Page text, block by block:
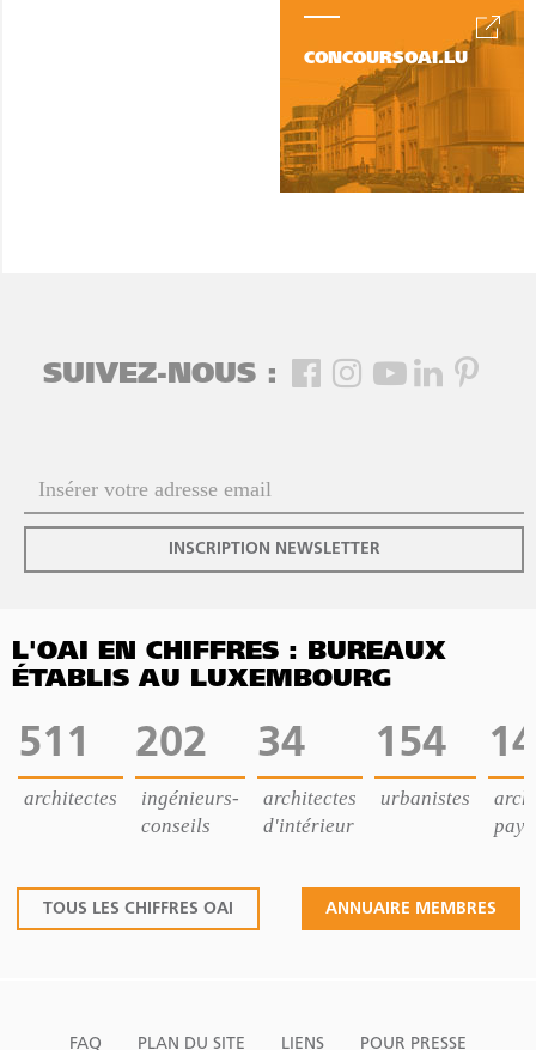
CONCOURSOAI.LU
SUIVEZ-NOUS :
INSCRIPTION NEWSLETTER
L'OAI EN CHIFFRES : BUREAUX
ÉTABLIS AU LUXEMBOURG
511
architectes
202
ingénieurs-
conseils
34
architectes
d'intérieur
154
urbanistes
14
TOUS LES CHIFFRES OAI ANNUAIRE MEMBRES
FAQ PLAN DU SITE LIENS POUR PRESSE